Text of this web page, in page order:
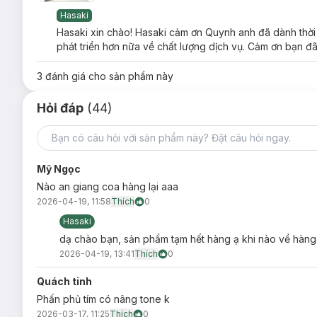
Phấn Phủ Carslan Black Magnetic Soft
Phiên bản thường thích hợp mọi loại da, đặc biệtda
Ưu thế nổi bật của Phấn Phủ Carslan Black
Phấn phủ được chứng nhận bởi SGS giúp khóa lớp
lâu đến 24H.
Khả năng chống thấm nước vượt trội, đảm bảo lớp
Công thức không chứa các thành phần gây hại như
làn da.
Thiết kế hộp đựng thông minh với bộ sàng lưới cải tiến
phấn hình giọt nước mềm mại, dễ dàng tán đều ở
Hasaki
Hasaki xin chào! Hasaki cảm ơn Quynh anh đã dành
phát triển hơn nữa về chất lượng dịch vụ. Cảm ơn bạn
3 đánh giá cho sản phẩm này
Hỏi đáp (44)
Mỹ Ngọc
Nào an giang coa hàng lại aaa
2026-04-19, 11:58Thích
0
Hasaki
dạ chào bạn, sản phẩm tạm hết hàng ạ khi nào về
2026-04-19, 13:41Thích 0
Quách tinh
Phấn phủ tím có nâng tone k
2026-03-17, 11:25Thích 0